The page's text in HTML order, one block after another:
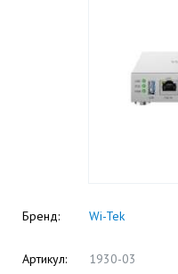
Бренд: Wi-Tek
Артикул: 1930-03